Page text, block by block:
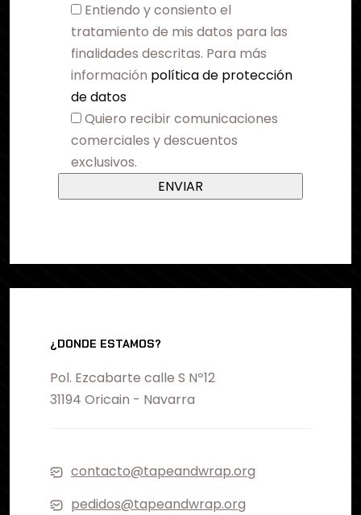
Entiendo y consiento el
tratamiento de mis datos para las
finalidades descritas. Para más
información política de protección
de datos
Quiero recibir comunicaciones
comerciales y descuentos
exclusivos.
¿DONDE ESTAMOS?
Pol. Ezcabarte calle S Nº12
31194 Oricain - Navarra
contacto@tapeandwrap.org
pedidos@tapeandwrap.org